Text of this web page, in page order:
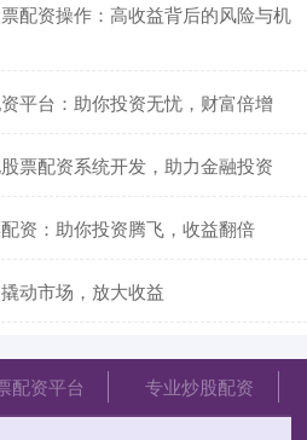
配资操作：高收益背后的风险与机
平台：助你投资无忧，财富倍增
票配资系统开发，助力金融投资
资：助你投资腾飞，收益翻倍
动市场，放大收益
配资平台 专业炒股配资